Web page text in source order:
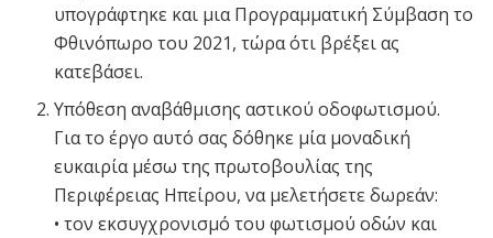
υπογράφτηκε και μια Προγραμματική Σύμβαση το
Φθινόπωρο του 2021, τώρα ότι βρέξει ας
κατεβάσει.
Υπόθεση αναβάθμισης αστικού οδοφωτισμού.
Για το έργο αυτό σας δόθηκε μία μοναδική
ευκαιρία μέσω της πρωτοβουλίας της
Περιφέρειας Ηπείρου, να μελετήσετε δωρεάν:
• τον εκσυγχρονισμό του φωτισμού οδών και